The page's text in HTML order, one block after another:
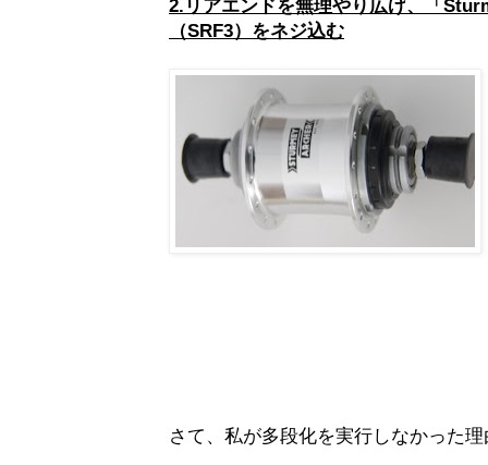
2.リアエンドを無理やり広げ、「
（SRF3）をネジ込む
さて、私が多段化を実行しなかった